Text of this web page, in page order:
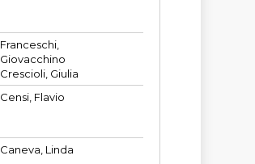
Franceschi,
Giovacchino
Crescioli, Giulia
Censi, Flavio
Caneva, Linda